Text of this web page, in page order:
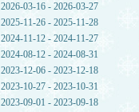
2026-03-16 - 2026-03-27
2025-11-26 - 2025-11-28
2024-11-12 - 2024-11-27
2024-08-12 - 2024-08-31
2023-12-06 - 2023-12-18
2023-10-27 - 2023-10-31
2023-09-01 - 2023-09-18